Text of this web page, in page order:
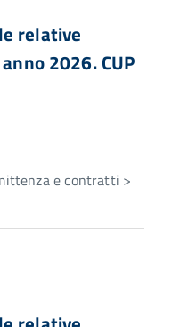
relative
2026. CUP
e contratti >